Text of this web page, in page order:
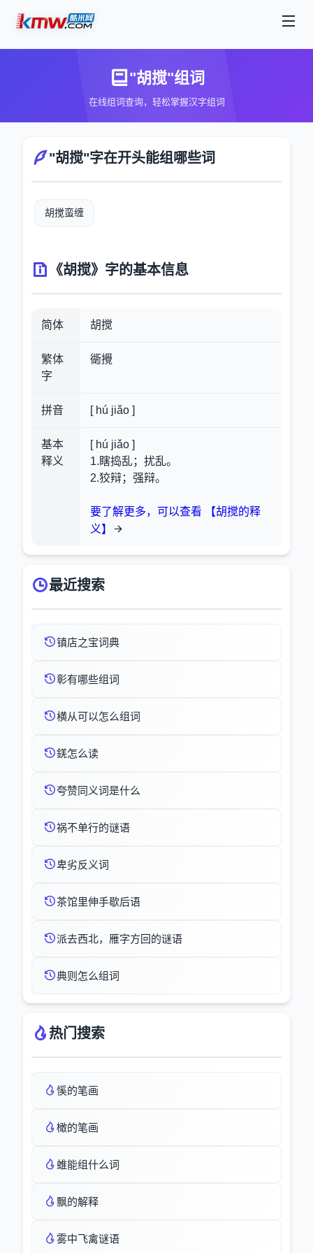
"胡搅"组词
在线组词查询，轻松掌握汉字组词
"胡搅"字在开头能组哪些词
胡搅蛮缠
《胡搅》字的基本信息
简体 胡搅
繁体
字
衚攪
拼音 [ hú jiǎo ]
基本
释义
[ hú jiǎo ]
1.瞎捣乱；扰乱。
2.狡辩；强辩。
要了解更多，可以查看 【胡搅的释
义】
最近搜索
镇店之宝词典
彰有哪些组词
横从可以怎么组词
錓怎么读
夸赞同义词是什么
祸不单行的谜语
卑劣反义词
茶馆里伸手歇后语
派去西北，雁字方回的谜语
典则怎么组词
热门搜索
慀的笔画
橄的笔画
蜼能组什么词
飘的解释
雾中飞禽谜语